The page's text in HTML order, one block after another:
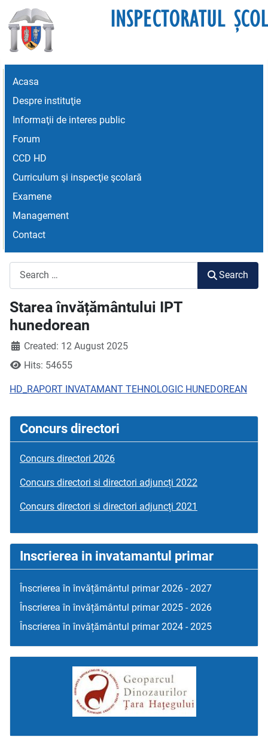
Acasa
Despre instituţie
Informaţii de interes public
Forum
CCD HD
Curriculum şi inspecţie şcolară
Examene
Management
Contact
Search
Starea învățământului IPT
hunedorean
Created: 12 August 2025
Hits: 54655
HD_RAPORT INVATAMANT TEHNOLOGIC HUNEDOREAN
Concurs directori
Concurs directori 2026
Concurs directori si directori adjuncți 2022
Concurs directori si directori adjuncți 2021
Inscrierea in invatamantul primar
Înscrierea în învățământul primar 2026 - 2027
Înscrierea în învățământul primar 2025 - 2026
Înscrierea în învățământul primar 2024 - 2025